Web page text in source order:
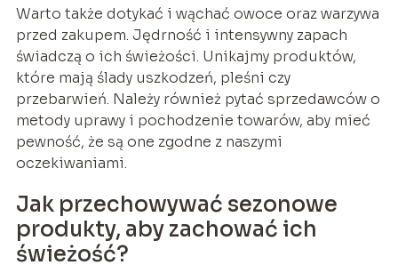
Warto także dotykać i wąchać owoce oraz warzywa
przed zakupem. Jędrność i intensywny zapach
świadczą o ich świeżości. Unikajmy produktów,
które mają ślady uszkodzeń, pleśni czy
przebarwień. Należy również pytać sprzedawców o
metody uprawy i pochodzenie towarów, aby mieć
pewność, że są one zgodne z naszymi
oczekiwaniami.
Jak przechowywać sezonowe
produkty, aby zachować ich
świeżość?